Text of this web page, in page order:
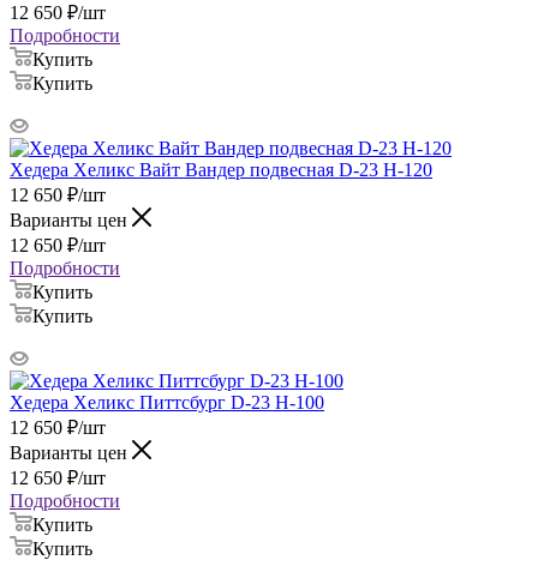
12 650 ₽/шт
Подробности
Купить
Купить
Хедера Хеликс Вайт Вандер подвесная D-23 H-120
12 650 ₽/шт
Варианты цен
12 650 ₽/шт
Подробности
Купить
Купить
Хедера Хеликс Питтсбург D-23 H-100
12 650 ₽/шт
Варианты цен
12 650 ₽/шт
Подробности
Купить
Купить